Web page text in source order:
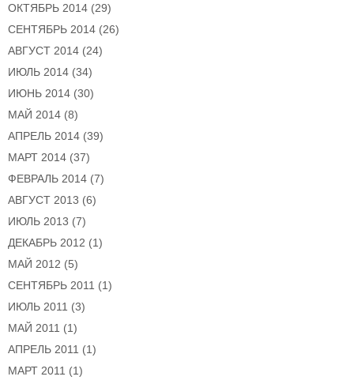
ОКТЯБРЬ 2014 (29)
СЕНТЯБРЬ 2014 (26)
АВГУСТ 2014 (24)
ИЮЛЬ 2014 (34)
ИЮНЬ 2014 (30)
МАЙ 2014 (8)
АПРЕЛЬ 2014 (39)
МАРТ 2014 (37)
ФЕВРАЛЬ 2014 (7)
АВГУСТ 2013 (6)
ИЮЛЬ 2013 (7)
ДЕКАБРЬ 2012 (1)
МАЙ 2012 (5)
СЕНТЯБРЬ 2011 (1)
ИЮЛЬ 2011 (3)
МАЙ 2011 (1)
АПРЕЛЬ 2011 (1)
МАРТ 2011 (1)